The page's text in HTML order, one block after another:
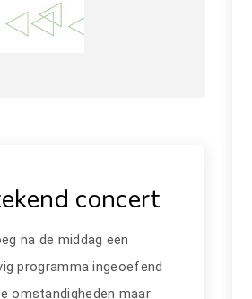
concert
na de middag een
programma ingeoefend
omstandigheden maar